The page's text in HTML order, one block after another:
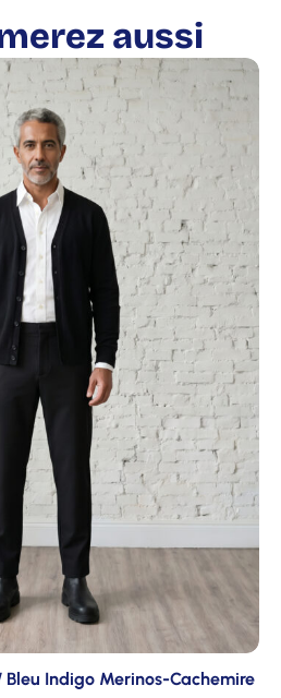
aussi
Indigo Merinos-Cachemire